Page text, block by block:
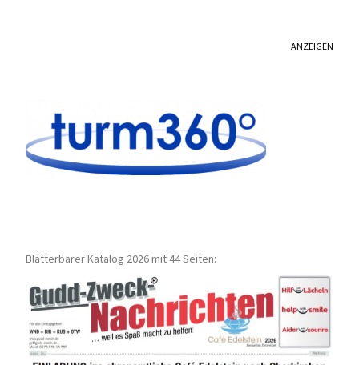
ANZEIGEN
Blätterbarer Katalog 2026 mit 44 Seiten: